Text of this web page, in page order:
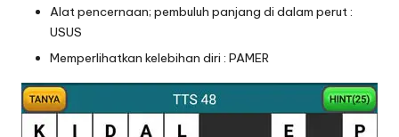
Alat pencernaan; pembuluh panjang di dalam perut :
USUS
Memperlihatkan kelebihan diri : PAMER